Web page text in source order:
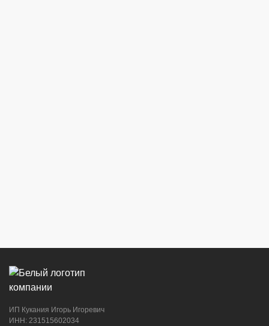
ИП Кукания Игорь Игоревич
ИНН: 231515602034